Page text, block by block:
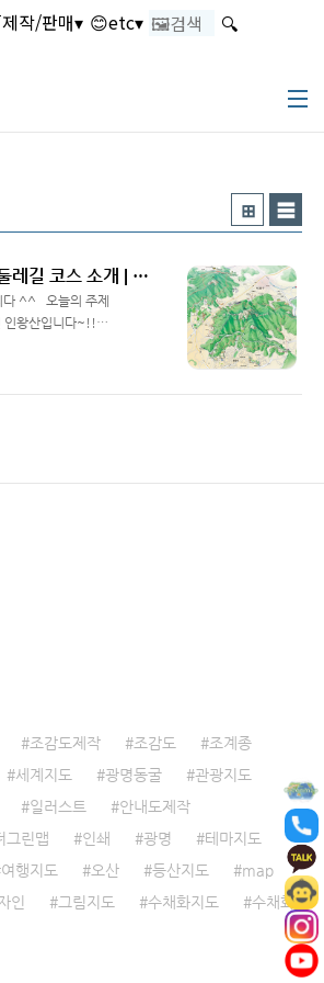
작/판매▾ 😊etc▾ 🔍
서울 종로구 인왕산둘레길 코스 소개 | 인왕산 등산 안내도 제작 더그린맵 ^^
다 ^^ ​ ​ 오늘의 주제
인왕산입니다~!!!
기 편한 ‘무(無)장
조감도제작 조감도
조계종
세계지도 광명동굴
관광지도
일러스트
안내도제작
그린맵 인쇄 광명
테마지도
여행지도 오산 등산지도
map
인 그림지도 수채화지도 수채화